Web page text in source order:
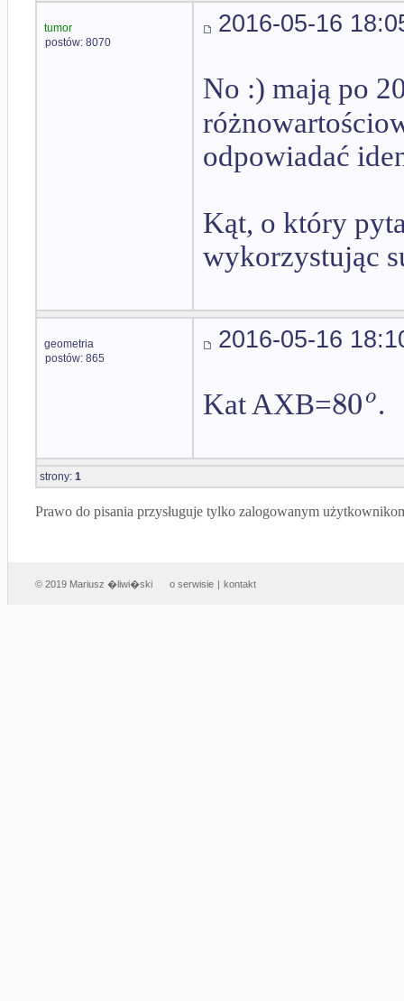
tumor
postów: 8070
2016-05-16
No :) mają po
odpowiadać
Kąt, o który
wykorzystując
geometria
postów: 865
2016-05-16
Kat AXB=80o.
strony: 1
Prawo do pisania przysługuje tylko zalogowanym
© 2019 Mariusz �liwi�ski o serwisie | kontakt